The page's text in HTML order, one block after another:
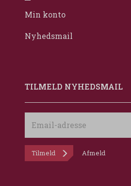
Min konto
Nyhedsmail
TILMELD NYHEDSMAIL
adresse
Tilmeld Afmeld